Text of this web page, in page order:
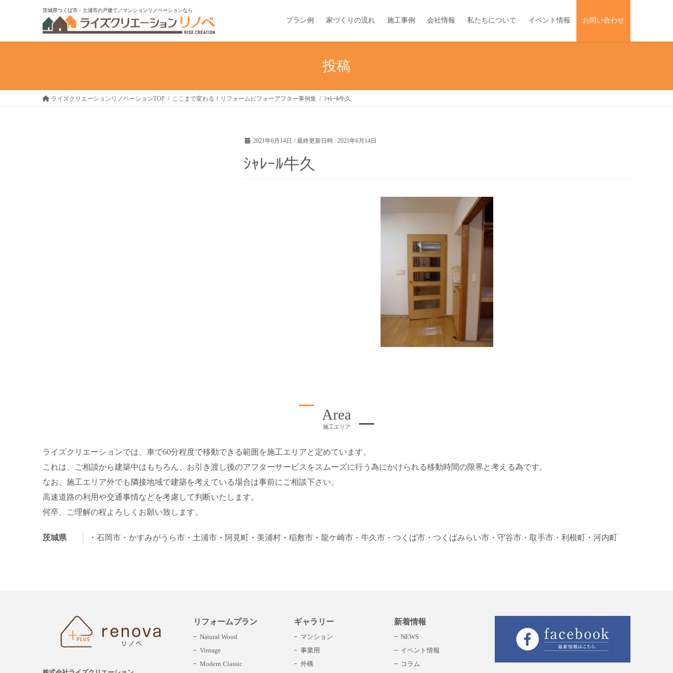
ン
キ
ー
に
茨城県つくば市・土浦市の戸建て／マンションリノベーションなら
プラン例 家づくりの流れ 施工事例 会社情報 私たちについて イベント情報 お問い合わせ
投稿
ライズクリエーションリノベーションTOP ここまで変わる！リフォームビフォーアフター事例集 ｼｬﾚｰﾙ牛久
2021年6月14日 / 最終更新日時 :2021年6月14日
ｼｬﾚｰﾙ牛久
Area
施工エリア
ライズクリエーションでは、車で60分程度で移動できる範囲を施工エリアと定めています。
これは、ご相談から建築中はもちろん、お引き渡し後のアフターサービスをスムーズに行う為にかけられる移動時間の限界と考える為です。
なお、施工エリア外でも隣接地域で建築を考えている場合は事前にご相談下さい。
高速道路の利用や交通事情などを考慮して判断いたします。
何卒、ご理解の程よろしくお願い致します。
茨城県 ・石岡市 ・かすみがうら市 ・土浦市 ・阿見町 ・美浦村 ・稲敷市 ・龍ケ崎市 ・牛久市 ・つくば市 ・つくばみらい市 ・守谷市 ・取手市 ・利根町 ・河内町
リフォームプラン
Natural Wood
Vintage
Modern Classic
ギャラリー
マンション
事業用
外構
新着情報
NEWS
イベント情報
コラム